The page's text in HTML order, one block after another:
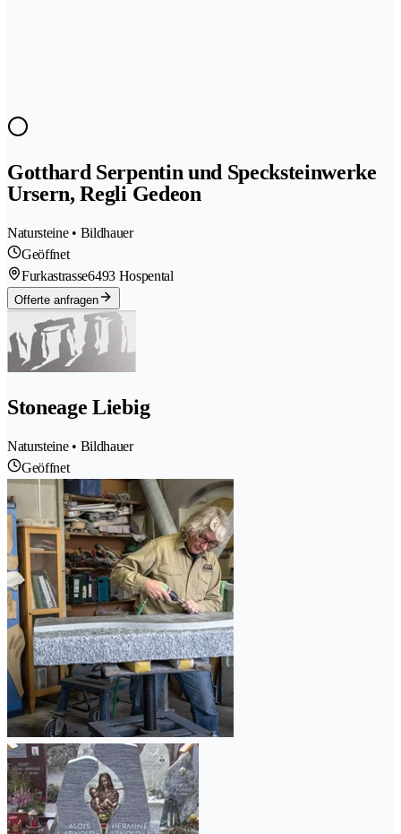
Gotthard Serpentin und Specksteinwerke
Ursern, Regli Gedeon
Natursteine • Bildhauer
Geöffnet
Furkastrasse6493 Hospental
Offerte anfragen
Stoneage Liebig
Natursteine • Bildhauer
Geöffnet